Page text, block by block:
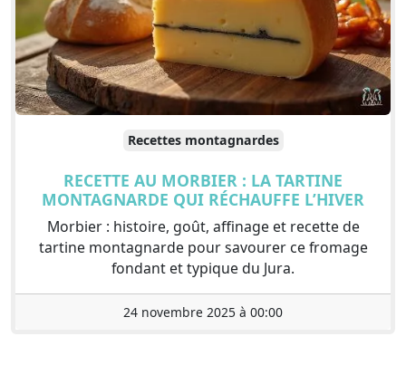
Recettes montagnardes
RECETTE AU MORBIER : LA TARTINE
MONTAGNARDE QUI RÉCHAUFFE L’HIVER
Morbier : histoire, goût, affinage et recette de
tartine montagnarde pour savourer ce fromage
fondant et typique du Jura.
24 novembre 2025 à 00:00